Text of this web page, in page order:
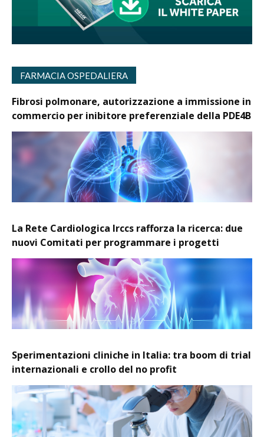
FARMACIA OSPEDALIERA
Fibrosi polmonare, autorizzazione a immissione in
commercio per inibitore preferenziale della PDE4B
La Rete Cardiologica Irccs rafforza la ricerca: due
nuovi Comitati per programmare i progetti
Sperimentazioni cliniche in Italia: tra boom di trial
internazionali e crollo del no profit